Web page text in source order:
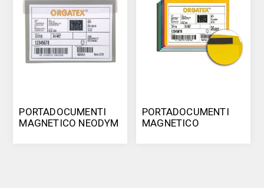
PORTADOCUMENTI
MAGNETICO NEODYM
PORTADOCUMENTI
MAGNETICO